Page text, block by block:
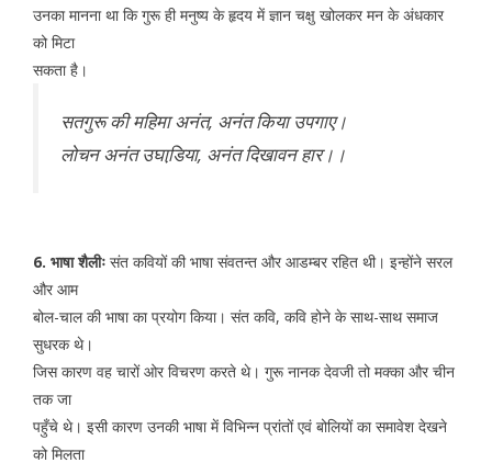
उनका मानना था कि गुरू ही मनुष्य के हृदय में ज्ञान चक्षु खोलकर मन के अंधकार
को मिटा
सकता है।
सतगुरू की महिमा अनंत, अनंत किया उपगाए।
लोचन अनंत उघाडि़या, अनंत दिखावन हार।।
6. भाषा शैलीः संत कवियों की भाषा संवतन्त और आडम्बर रहित थी। इन्होंने सरल
और आम
बोल-चाल की भाषा का प्रयोग किया। संत कवि, कवि होने के साथ-साथ समाज
सुधरक थे।
जिस कारण वह चारों ओर विचरण करते थे। गुरू नानक देवजी तो मक्का और चीन
तक जा
पहुँचे थे। इसी कारण उनकी भाषा में विभिन्न प्रांतों एवं बोलियों का समावेश देखने
को मिलता